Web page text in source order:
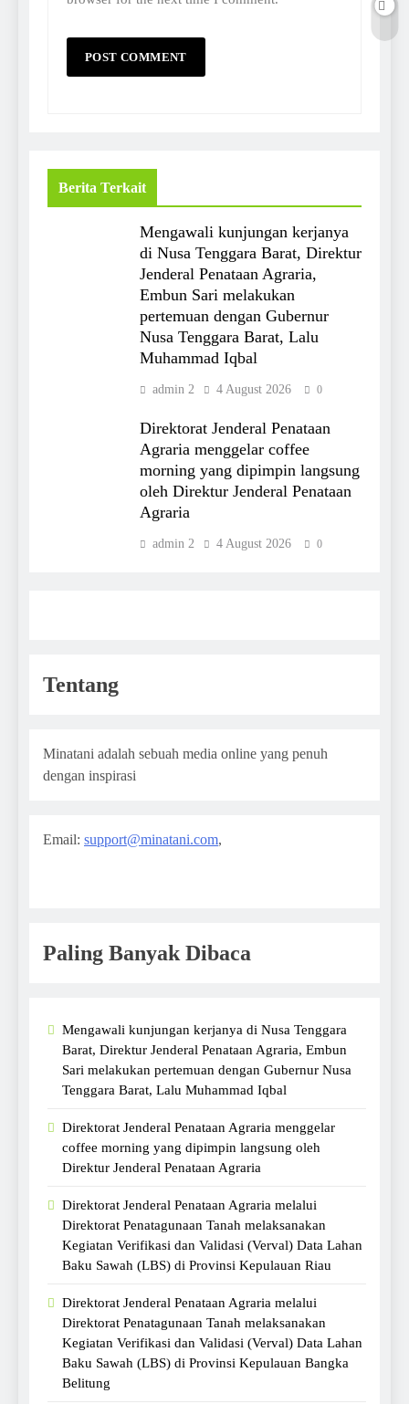
Berita Terkait
Mengawali kunjungan kerjanya
di Nusa Tenggara Barat, Direktur
Jenderal Penataan Agraria,
Embun Sari melakukan
pertemuan dengan Gubernur
Nusa Tenggara Barat, Lalu
Muhammad Iqbal
admin 2 4 August 2026 0
Direktorat Jenderal Penataan
Agraria menggelar coffee
morning yang dipimpin langsung
oleh Direktur Jenderal Penataan
Agraria
admin 2 4 August 2026 0
Tentang
Minatani adalah sebuah media online yang penuh
dengan inspirasi
Email: support@minatani.com,
Paling Banyak Dibaca
Mengawali kunjungan kerjanya di Nusa Tenggara
Barat, Direktur Jenderal Penataan Agraria, Embun
Sari melakukan pertemuan dengan Gubernur Nusa
Tenggara Barat, Lalu Muhammad Iqbal
Direktorat Jenderal Penataan Agraria menggelar
coffee morning yang dipimpin langsung oleh
Direktur Jenderal Penataan Agraria
Direktorat Jenderal Penataan Agraria melalui
Direktorat Penatagunaan Tanah melaksanakan
Kegiatan Verifikasi dan Validasi (Verval) Data Lahan
Baku Sawah (LBS) di Provinsi Kepulauan Riau
Direktorat Jenderal Penataan Agraria melalui
Direktorat Penatagunaan Tanah melaksanakan
Kegiatan Verifikasi dan Validasi (Verval) Data Lahan
Baku Sawah (LBS) di Provinsi Kepulauan Bangka
Belitung